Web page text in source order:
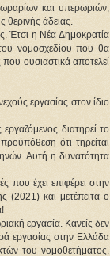
και υπερωριών,
άδειας.
Έτσι η Νέα Δημοκρατία
νομοσχεδίου που θα
ουσιαστικά αποτελεί
εργασίας στον ίδιο
διατηρεί το
ότι τηρείται
Αυτή η δυνατότητα
έχει επιφέρει στην
(2021) και μετέπειτα ο
εργασία. Κανείς δεν
εργασίας στην Ελλάδα
του νομοθετήματος.